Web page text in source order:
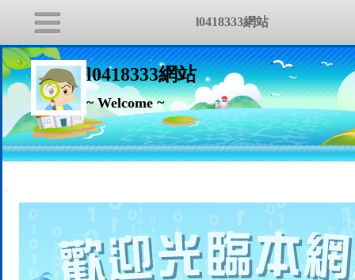
l0418333網站
~ Welcome ~
:::
l0418333網站